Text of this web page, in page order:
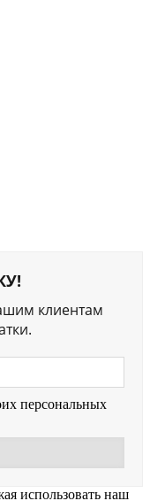
клиентам
персональных
использовать наш